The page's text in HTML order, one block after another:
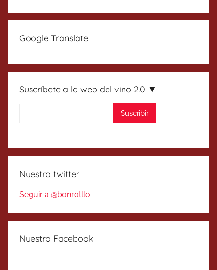
Google Translate
Suscríbete a la web del vino 2.0 ▼
Nuestro twitter
Seguir a @bonrotllo
Nuestro Facebook